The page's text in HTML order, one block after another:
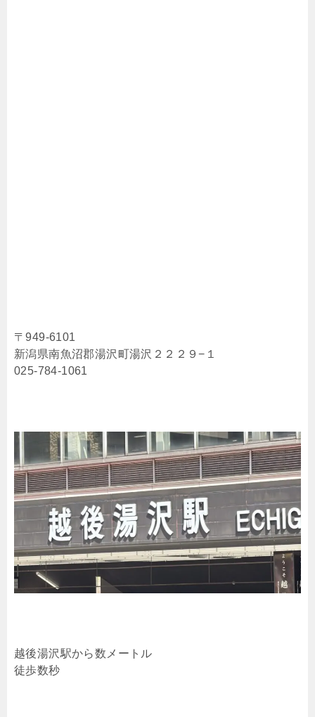
〒949-6101
新潟県南魚沼郡湯沢町湯沢２２２９−１
025-784-1061
越後湯沢駅から数メートル
徒歩数秒